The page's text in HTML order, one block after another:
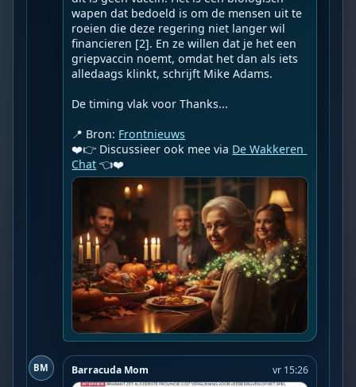
wapen dat bedoeld is om de mensen uit te
roeien die deze regering niet langer wil
financieren [2]. En ze willen dat je het een
griepvaccin noemt, omdat het dan als iets
alledaags klinkt, schrijft Mike Adams.
De timing vlak voor Thanks...
📍 Bron: Frontnieuws
❤️👉 Discussieer ook mee via De Wakkeren
Chat 👈❤️
BM Barracuda Mom vr 15:26